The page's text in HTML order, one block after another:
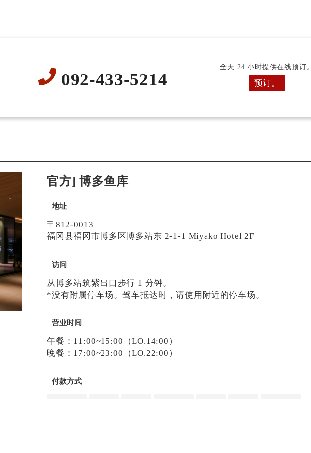
092-433-5214
全天 24 小时提供在线预订。
预订。
官方] 博多鱼库
地址
〒812-0013
福冈县福冈市博多区博多站东 2-1-1 Miyako Hotel 2F
访问
从博多站筑紫出口步行 1 分钟。
*没有附属停车场。驾车抵达时，请使用附近的停车场。
营业时间
午餐：11:00~15:00（LO.14:00）
晚餐：17:00~23:00（LO.22:00）
付款方式